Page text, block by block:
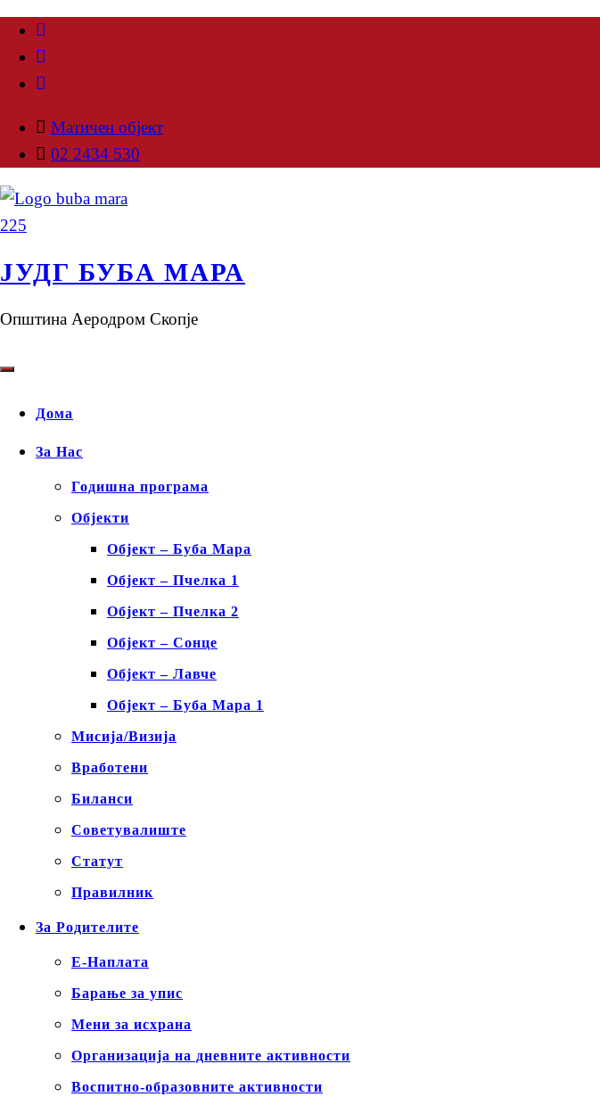
Матичен објект
02 2434 530
ЈУДГ БУБА МАРА
Општина Аеродром Скопје
Дома
За Нас
Годишна програма
Објекти
Објект – Буба Мара
Објект – Пчелка 1
Објект – Пчелка 2
Објект – Сонце
Објект – Лавче
Објект – Буба Мара 1
Мисија/Визија
Вработени
Биланси
Советувалиште
Статут
Правилник
За Родителите
Е-Наплата
Барање за упис
Мени за исхрана
Организација на дневните активности
Воспитно-образовните активности